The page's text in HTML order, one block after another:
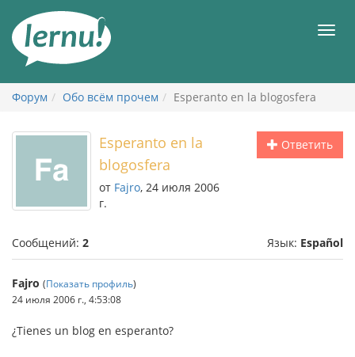
содержанию
Форум Обо всём прочем Esperanto en la blogosfera
Ответить
Esperanto en la
blogosfera
от Fajro, 24 июля 2006
г.
Сообщений: 2 Язык: Español
Fajro (Показать профиль)
24 июля 2006 г., 4:53:08
¿Tienes un blog en esperanto?